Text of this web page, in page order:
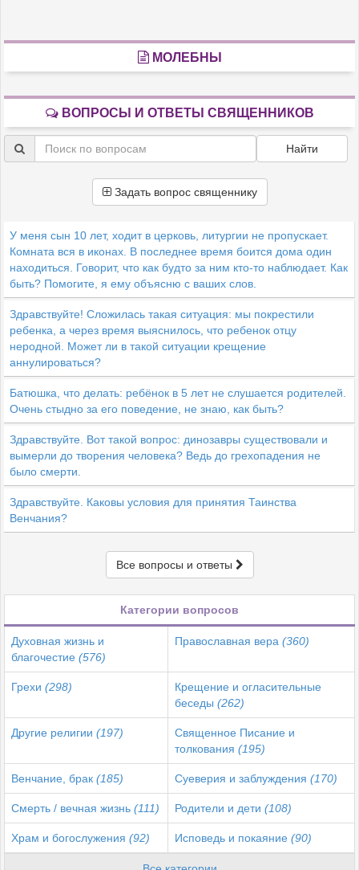
МОЛЕБНЫ
ВОПРОСЫ И ОТВЕТЫ СВЯЩЕННИКОВ
Найти
Задать вопрос священнику
У меня сын 10 лет, ходит в церковь, литургии не пропускает.
Комната вся в иконах. В последнее время боится дома один
находиться. Говорит, что как будто за ним кто-то наблюдает. Как
быть? Помогите, я ему объясню с ваших слов.
Здравствуйте! Сложилась такая ситуация: мы покрестили
ребенка, а через время выяснилось, что ребенок отцу
неродной. Может ли в такой ситуации крещение
аннулироваться?
Батюшка, что делать: ребёнок в 5 лет не слушается родителей.
Очень стыдно за его поведение, не знаю, как быть?
Здравствуйте. Вот такой вопрос: динозавры существовали и
вымерли до творения человека? Ведь до грехопадения не
было смерти.
Здравствуйте. Каковы условия для принятия Таинства
Венчания?
Все вопросы и ответы
Категории вопросов
Духовная жизнь и
благочестие (576)
Православная вера (360)
Грехи (298)
Крещение и огласительные
беседы (262)
Другие религии (197)
Священное Писание и
толкования (195)
Венчание, брак (185) Суеверия и заблуждения (170)
Смерть / вечная жизнь (111) Родители и дети (108)
Храм и богослужения (92) Исповедь и покаяние (90)